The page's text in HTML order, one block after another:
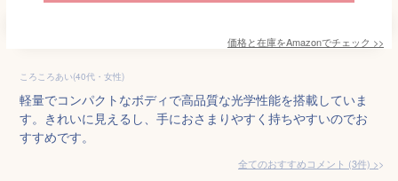
価格と在庫をAmazonでチェック >>
ころころあい(40代・女性)
軽量でコンパクトなボディで高品質な光学性能を搭載していま
す。きれいに見えるし、手におさまりやすく持ちやすいのでお
すすめです。
全てのおすすめコメント (3件) >